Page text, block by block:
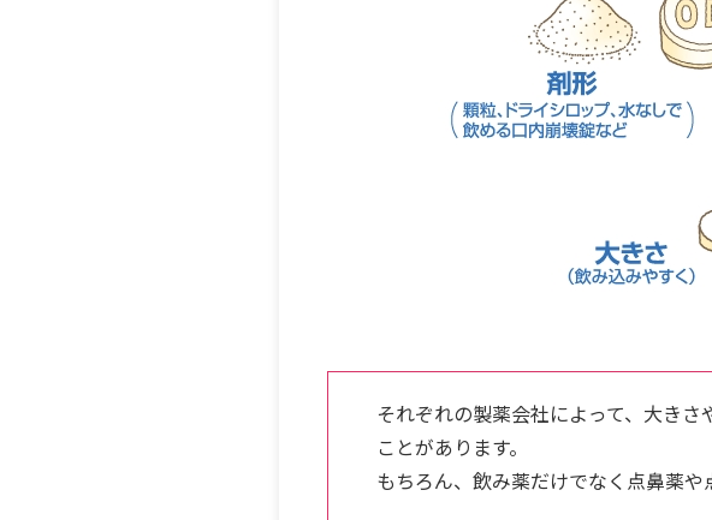
それぞれの製薬会社によって、大き
ことがあります。
もちろん、飲み薬だけでなく点鼻薬や